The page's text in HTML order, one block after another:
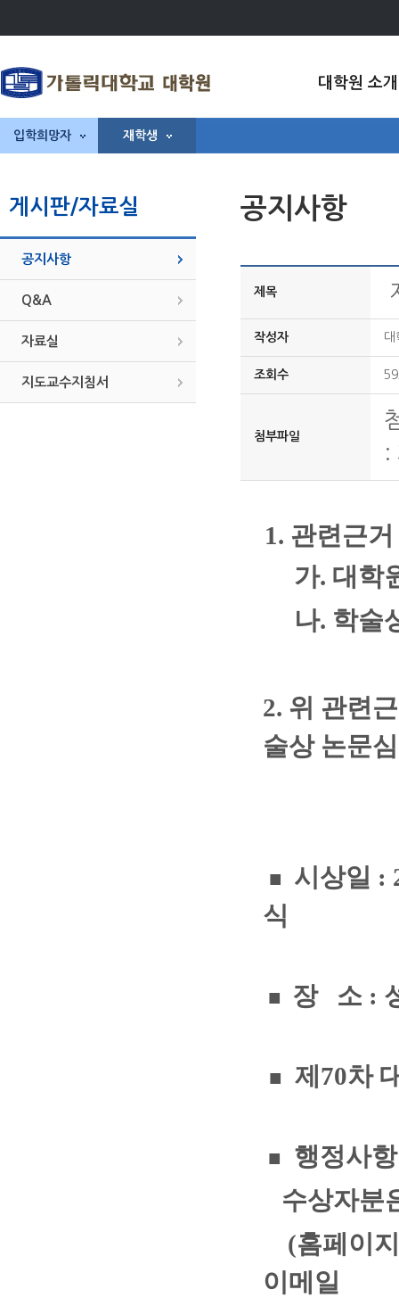
대학원 소개
입학희망자 재학생
게시판/자료실
공지사항
Q&A
자료실
지도교수지침서
공지사항
제목
작성자 대
조회수
첨부파일
:
1. 관련근거
가. 대학
나. 학술
2. 위 관련
술상 논문
■
시상일 :
식
■ 장 소 :
■ 제70차
■
행정사항
수상자분
(홈페이
이메일